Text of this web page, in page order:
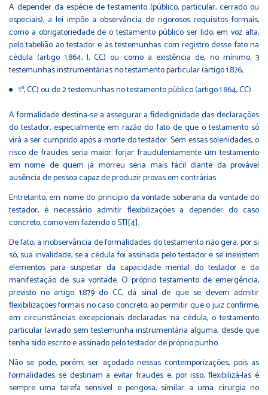
A depender da espécie de testamento (público, particular, cerrado ou
especiais), a lei impõe a observância de rigorosos requisitos formais,
como a obrigatoriedade de o testamento público ser lido, em voz alta,
pelo tabelião ao testador e às testemunhas com registro desse fato na
cédula (artigo 1.864, I, CC) ou como a existência de, no mínimo, 3
testemunhas instrumentárias no testamento particular (artigo 1.876,
1º, CC) ou de 2 testemunhas no testamento público (artigo 1.864, CC).
A formalidade destina-se a assegurar a ﬁdedignidade das declarações
do testador, especialmente em razão do fato de que o testamento só
virá a ser cumprido após a morte do testador. Sem essas solenidades, o
risco de fraudes seria maior: forjar fraudulentamente um testamento
em nome de quem já morreu seria mais fácil diante da provável
ausência de pessoa capaz de produzir provas em contrárias.
Entretanto, em nome do princípio da vontade soberana da vontade do
testador, é necessário admitir ﬂexibilizações a depender do caso
concreto, como vem fazendo o STJ[4].
De fato, a inobservância de formalidades do testamento não gera, por si
só, sua invalidade, se a cédula foi assinada pelo testador e se inexistem
elementos para suspeitar da capacidade mental do testador e da
manifestação de sua vontade. O próprio testamento de emergência,
previsto no artigo 1.879 do CC, dá sinal de que se devem admitir
ﬂexibilizações formais no caso concreto, ao permitir que o juiz conﬁrme,
em circunstâncias excepcionais declaradas na cédula, o testamento
particular lavrado sem testemunha instrumentária alguma, desde que
tenha sido escrito e assinado pelo testador de próprio punho.
Não se pode, porém, ser açodado nessas contemporizações, pois as
formalidades se destinam a evitar fraudes e, por isso, ﬂexibilizá-las é
sempre uma tarefa sensível e perigosa, similar a uma cirurgia no